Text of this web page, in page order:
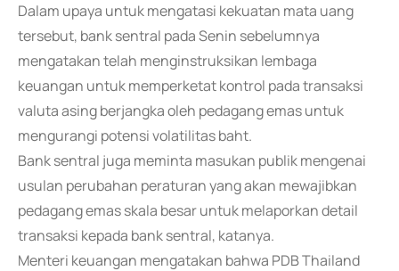
Dalam upaya untuk mengatasi kekuatan mata uang
tersebut, bank sentral pada Senin sebelumnya
mengatakan telah menginstruksikan lembaga
keuangan untuk memperketat kontrol pada transaksi
valuta asing berjangka oleh pedagang emas untuk
mengurangi potensi volatilitas baht.
Bank sentral juga meminta masukan publik mengenai
usulan perubahan peraturan yang akan mewajibkan
pedagang emas skala besar untuk melaporkan detail
transaksi kepada bank sentral, katanya.
Menteri keuangan mengatakan bahwa PDB Thailand